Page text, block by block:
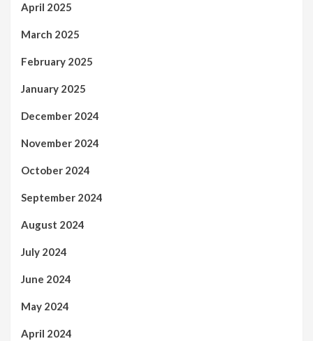
April 2025
March 2025
February 2025
January 2025
December 2024
November 2024
October 2024
September 2024
August 2024
July 2024
June 2024
May 2024
April 2024